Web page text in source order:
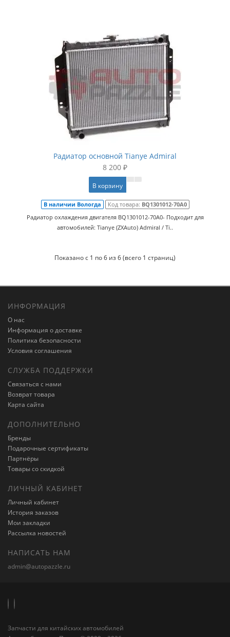
Радиатор основной Tianye Admiral
8 200 ₽
В корзину
В наличии Вологда Код товара: BQ1301012-70A0
Радиатор охлаждения двигателя BQ1301012-70A0- Подходит для
автомобилей: Tianye (ZXAuto) Admiral / Ti..
Показано с 1 по 6 из 6 (всего 1 страниц)
ИНФОРМАЦИЯ
О нас
Информация о доставке
Политика безопасности
Условия соглашения
СЛУЖБА ПОДДЕРЖКИ
Связаться с нами
Возврат товара
Карта сайта
ДОПОЛНИТЕЛЬНО
Бренды
Подарочные сертификаты
Партнёры
Товары со скидкой
ЛИЧНЫЙ КАБИНЕТ
Личный кабинет
История заказов
Мои закладки
Рассылка новостей
НАПИСАТЬ НАМ
admin@autopazzle.ru
Запчасти для китайских автомобилей